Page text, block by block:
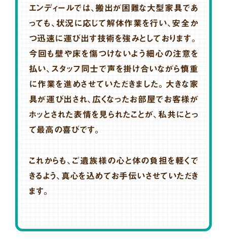
エンディールでは、搬出が困難な大型家具であ
っても、状況に応じて解体作業を行い、安全か
つ迅速に運び出す技術を強みとしております。
今回も壁や床を傷つけないよう細心の注意を
払い、スタッフ同士で声を掛け合いながら慎重
に作業を進めさせていただきました。大きな家
具が運び出され、広くなったお部屋でお客様が
ホッとされた表情を見られたことが、私共にとっ
て最高の喜びです。
これからも、ご遺族様の心と体の負担を軽くで
きるよう、真心を込めてお手伝いさせていただき
ます。